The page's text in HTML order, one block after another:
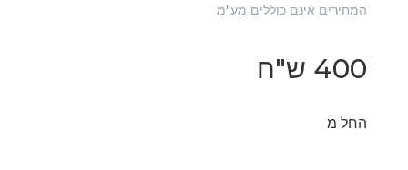
המחירים אינם כוללים מע"מ
400 ש"ח
החל מ